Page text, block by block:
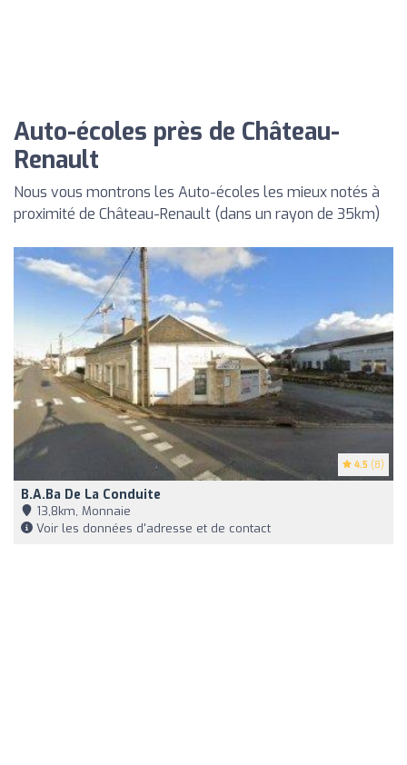
Auto-écoles près de Château-
Renault
Nous vous montrons les Auto-écoles les mieux notés à
proximité de Château-Renault (dans un rayon de 35km)
4.5 (8)
B.a.ba De La Conduite
13,8km, Monnaie
Voir les données d'adresse et de contact